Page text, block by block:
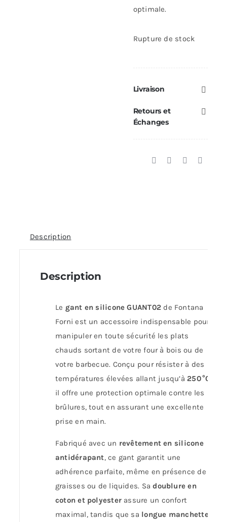
optimale.
Rupture de stock
Livraison
Retours et
Échanges
Description
Description
Le gant en silicone GUANT02 de Fontana
Forni est un accessoire indispensable pour
manipuler en toute sécurité les plats
chauds sortant de votre four à bois ou de
votre barbecue. Conçu pour résister à des
températures élevées allant jusqu’à 250 °C
il offre une protection optimale contre les
brûlures, tout en assurant une excellente
prise en main.
Fabriqué avec un revêtement en silicone
antidérapant, ce gant garantit une
adhérence parfaite, même en présence de
graisses ou de liquides. Sadoublure en
coton et polyester assure un confort
maximal, tandis que sa longue manchette